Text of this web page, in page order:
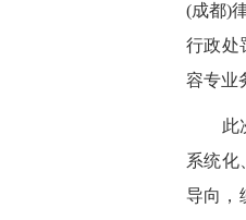
(成都)
行政处
容专业
此次
系统化
导向，